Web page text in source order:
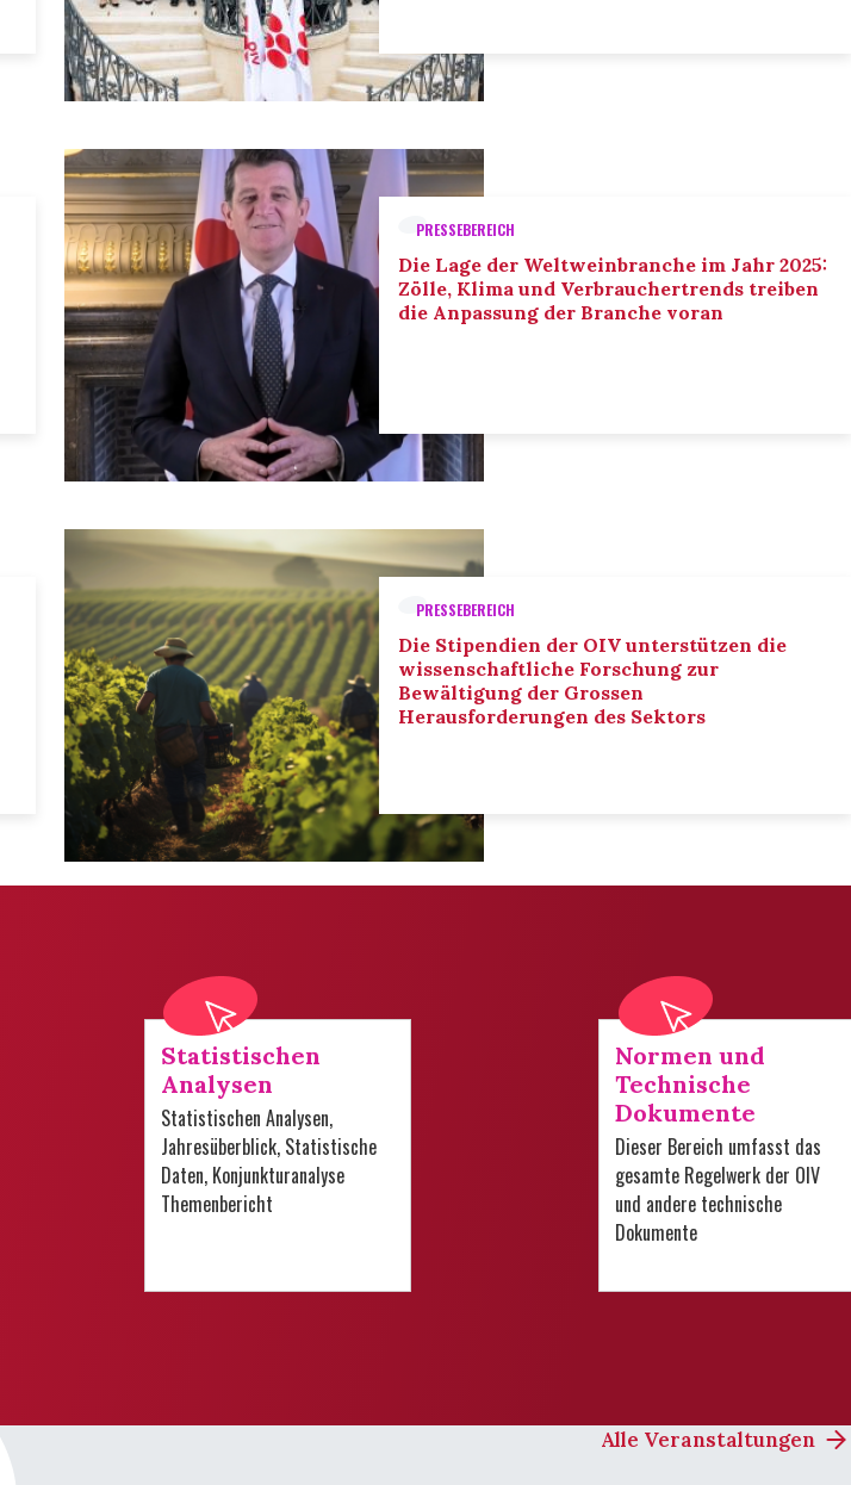
PRESSEBEREICH
Die Lage der Weltweinbranche im Jahr 2025:
Zölle, Klima und Verbrauchertrends treiben
die Anpassung der Branche voran
PRESSEBEREICH
Die Stipendien der OIV unterstützen die
wissenschaftliche Forschung zur
Bewältigung der Grossen
Herausforderungen des Sektors
Statistischen
Analysen
Statistischen Analysen,
Jahresüberblick, Statistische
Daten, Konjunkturanalyse
Themenbericht
Normen und
Technische
Dokumente
Dieser Bereich umfasst das
gesamte Regelwerk der OIV
und andere technische
Dokumente
Alle Veranstaltungen